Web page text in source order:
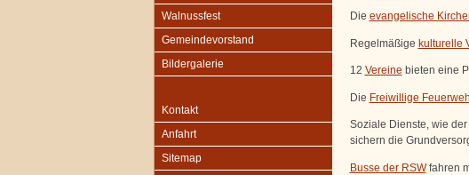
Walnussfest
Gemeindevorstand
Bildergalerie
Kontakt
Anfahrt
Sitemap
Die evangelische
Regelmäßige kulturelle
12 Vereine bieten eine
Die Freiwillige
Soziale Dienste, wie der
sichern die
Busse der RSWfahren